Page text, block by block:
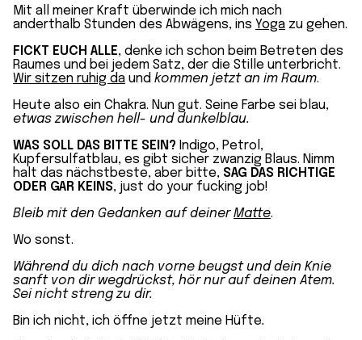
Mit all meiner Kraft überwinde ich mich nach
anderthalb Stunden des Abwägens, ins Yoga zu gehen.
FICKT EUCH ALLE, denke ich schon beim Betreten des
Raumes und bei jedem Satz, der die Stille unterbricht.
Wir sitzen ruhig da und kommen jetzt an im Raum.
Heute also ein Chakra. Nun gut. Seine Farbe sei blau,
etwas zwischen hell- und dunkelblau.
WAS SOLL DAS BITTE SEIN? Indigo, Petrol,
Kupfersulfatblau, es gibt sicher zwanzig Blaus. Nimm
halt das nächstbeste, aber bitte, SAG DAS RICHTIGE
ODER GAR KEINS, just do your fucking job!
Bleib mit den Gedanken auf deinerMatte.
Wo sonst.
Während du dich nach vorne beugst und dein Knie
sanft von dir wegdrückst, hör nur auf deinen Atem.
Sei nicht streng zu dir.
Bin ich nicht, ich öffne jetzt meine Hüfte.